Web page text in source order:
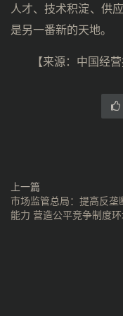
人才、技术积淀、供
是另一番新的天地。
【来源：中国经营
上一篇
市场监管总局：提高反垄
能力 营造公平竞争制度环